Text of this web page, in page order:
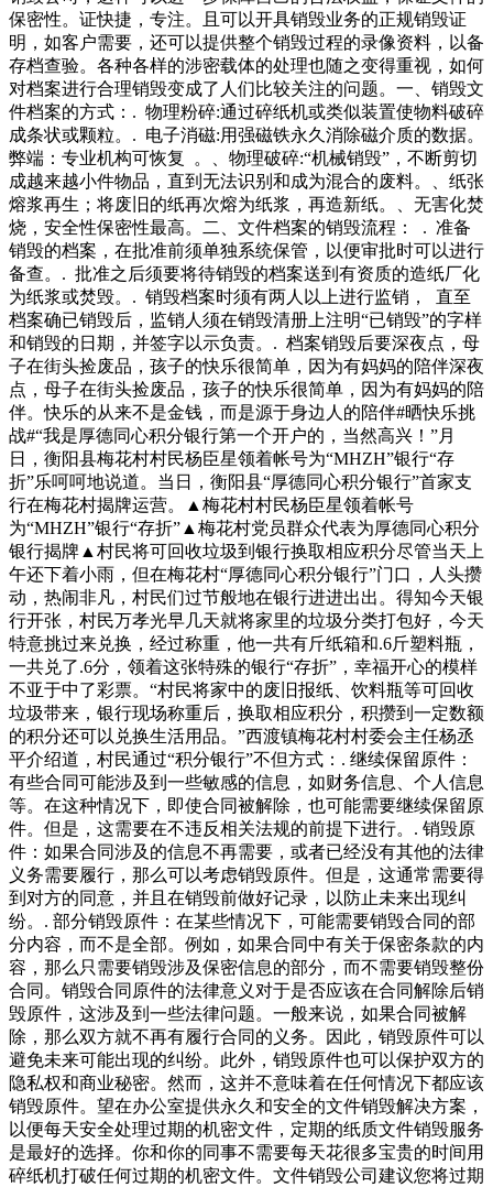
回收藏猫腻偷倒垃圾零容忍】近期，沿江街道综合执法大队执
法人员夜间巡查至滨江大道时，发现有人行迹鬼祟，走近后发
现竟然是在江边空地偷倒垃圾。.通讯员陶鹏罗慧芳南京晨报
爱南京记者仲永大量购课金购买年卡可返读币元可在中读平台
无门槛使用，永久有效三重礼送您一年份的小幸运抽奖位送新
年好礼绝版书《三联生活周刊封面故事》一本活动期间成功订
阅年卡，即可参与新年抽奖。新年幸运奖
保密性。证快捷，专注。且可以开具销毁业务的正规销毁证
明，如客户需要，还可以提供整个销毁过程的录像资料，以备
存档查验。各种各样的涉密载体的处理也随之变得重视，如何
对档案进行合理销毁变成了人们比较关注的问题。一、销毁文
件档案的方式：. 物理粉碎:通过碎纸机或类似装置使物料破碎
成条状或颗粒。. 电子消磁:用强磁铁永久消除磁介质的数据。
弊端：专业机构可恢复 。、物理破碎:“机械销毁”，不断剪切
成越来越小件物品，直到无法识别和成为混合的废料。、纸张
熔浆再生；将废旧的纸再次熔为纸浆，再造新纸。、无害化焚
烧，安全性保密性最高。二、文件档案的销毁流程： . 准备
销毁的档案，在批准前须单独系统保管，以便审批时可以进行
备查。. 批准之后须要将待销毁的档案送到有资质的造纸厂化
为纸浆或焚毁。. 销毁档案时须有两人以上进行监销， 直至
档案确已销毁后，监销人须在销毁清册上注明“已销毁”的字样
和销毁的日期，并签字以示负责。. 档案销毁后要深夜点，母
子在街头捡废品，孩子的快乐很简单，因为有妈妈的陪伴深夜
点，母子在街头捡废品，孩子的快乐很简单，因为有妈妈的陪
伴。快乐的从来不是金钱，而是源于身边人的陪伴#晒快乐挑
战#“我是厚德同心积分银行第一个开户的，当然高兴！”月
日，衡阳县梅花村村民杨臣星领着帐号为“MHZH”银行“存
折”乐呵呵地说道。当日，衡阳县“厚德同心积分银行”首家支
行在梅花村揭牌运营。▲梅花村村民杨臣星领着帐号
为“MHZH”银行“存折”▲梅花村党员群众代表为厚德同心积分
银行揭牌▲村民将可回收垃圾到银行换取相应积分尽管当天上
午还下着小雨，但在梅花村“厚德同心积分银行”门口，人头攒
动，热闹非凡，村民们过节般地在银行进进出出。得知今天银
行开张，村民万孝光早几天就将家里的垃圾分类打包好，今天
特意挑过来兑换，经过称重，他一共有斤纸箱和.6斤塑料瓶，
一共兑了.6分，领着这张特殊的银行“存折”，幸福开心的模样
不亚于中了彩票。“村民将家中的废旧报纸、饮料瓶等可回收
垃圾带来，银行现场称重后，换取相应积分，积攒到一定数额
的积分还可以兑换生活用品。”西渡镇梅花村村委会主任杨丞
平介绍道，村民通过“积分银行”不但方式：. 继续保留原件：
有些合同可能涉及到一些敏感的信息，如财务信息、个人信息
等。在这种情况下，即使合同被解除，也可能需要继续保留原
件。但是，这需要在不违反相关法规的前提下进行。. 销毁原
件：如果合同涉及的信息不再需要，或者已经没有其他的法律
义务需要履行，那么可以考虑销毁原件。但是，这通常需要得
到对方的同意，并且在销毁前做好记录，以防止未来出现纠
纷。. 部分销毁原件：在某些情况下，可能需要销毁合同的部
分内容，而不是全部。例如，如果合同中有关于保密条款的内
容，那么只需要销毁涉及保密信息的部分，而不需要销毁整份
合同。销毁合同原件的法律意义对于是否应该在合同解除后销
毁原件，这涉及到一些法律问题。一般来说，如果合同被解
除，那么双方就不再有履行合同的义务。因此，销毁原件可以
避免未来可能出现的纠纷。此外，销毁原件也可以保护双方的
隐私权和商业秘密。然而，这并不意味着在任何情况下都应该
销毁原件。望在办公室提供永久和安全的文件销毁解决方案，
以便每天安全处理过期的机密文件，定期的纸质文件销毁服务
是最好的选择。你和你的同事不需要每天花很多宝贵的时间用
碎纸机打破任何过期的机密文件。文件销毁公司建议您将过期